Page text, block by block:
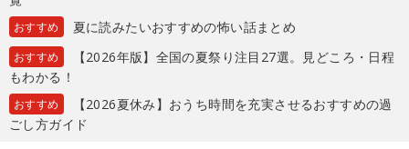
おすすめ 夏に読みたいおすすめの怖い話まとめ
おすすめ
【2026年版】全国の夏祭り注目27選。見どころ・日程
もわかる！
おすすめ
【2026夏休み】おうち時間を充実させるおすすめの過
ごし方ガイド